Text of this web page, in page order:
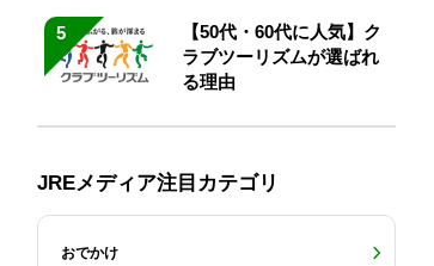
5
【50代・60代に人気】ク
ラブツーリズムが選ばれ
る理由
JREメディア注目カテゴリ
おでかけ